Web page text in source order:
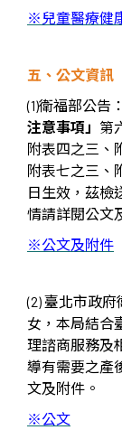
※ 兒童醫療健
五、公文資訊
(1)衛福部公告：
注意事項」 第
附表四之三、
附表七之三、
日生效，茲檢
情請詳閱公文
※公文及附件
(2)臺北市政府
女，本局結合
理諮商服務及
導有需要之產
文及附件。
※公文